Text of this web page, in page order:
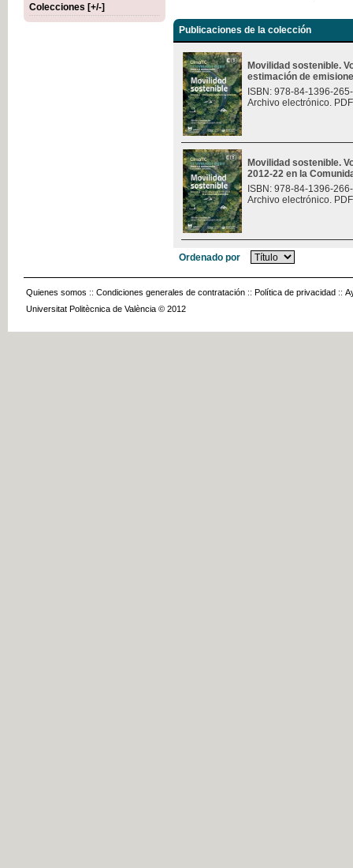
Colecciones [+/-]
Publicaciones de la colección
Movilidad sostenible.
estimación de
ISBN: 978-84-1396-
Archivo electrónico.
Movilidad sostenible.
2012-22 en la
ISBN: 978-84-1396-
Archivo electrónico.
Ordenado por
Quienes somos :: Condiciones generales de contratación :: Política de privacidad ::
Universitat Politècnica de València © 2012